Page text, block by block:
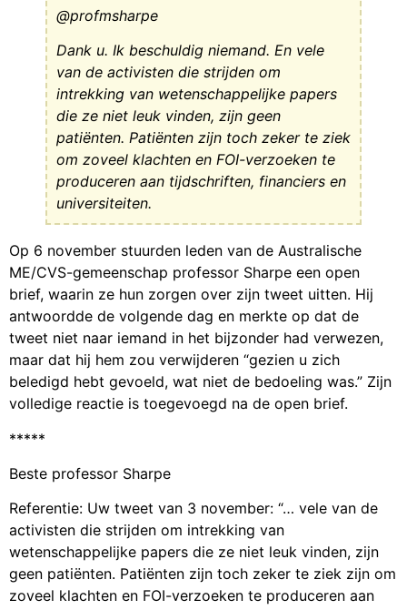
@profmsharpe
Dank u. Ik beschuldig niemand. En vele
van de activisten die strijden om
intrekking van wetenschappelijke papers
die ze niet leuk vinden, zijn geen
patiënten. Patiënten zijn toch zeker te ziek
om zoveel klachten en FOI-verzoeken te
produceren aan tijdschriften, financiers en
universiteiten.
Op 6 november stuurden leden van de Australische
ME/CVS-gemeenschap professor Sharpe een open
brief, waarin ze hun zorgen over zijn tweet uitten. Hij
antwoordde de volgende dag en merkte op dat de
tweet niet naar iemand in het bijzonder had verwezen,
maar dat hij hem zou verwijderen “gezien u zich
beledigd hebt gevoeld, wat niet de bedoeling was.” Zijn
volledige reactie is toegevoegd na de open brief.
*****
Beste professor Sharpe
Referentie: Uw tweet van 3 november: “… vele van de
activisten die strijden om intrekking van
wetenschappelijke papers die ze niet leuk vinden, zijn
geen patiënten. Patiënten zijn toch zeker te ziek zijn om
zoveel klachten en FOI-verzoeken te produceren aan